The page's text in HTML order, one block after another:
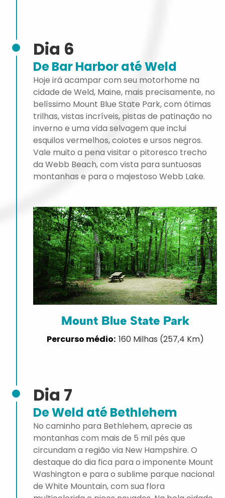
Dia 6
De Bar Harbor até Weld
Hoje irá acampar com seu motorhome na
cidade de Weld, Maine, mais precisamente, no
belíssimo Mount Blue State Park, com ótimas
trilhas, vistas incríveis, pistas de patinação no
inverno e uma vida selvagem que inclui
esquilos vermelhos, coiotes e ursos negros.
Vale muito a pena visitar o pitoresco trecho
da Webb Beach, com vista para suntuosas
montanhas e para o majestoso Webb Lake.
Mount Blue State Park
160 Milhas (257,4 Km)
Dia 7
De Weld até Bethlehem
No caminho para Bethlehem, aprecie as
montanhas com mais de 5 mil pés que
circundam a região via New Hampshire. O
destaque do dia fica para o imponente Mount
Washington e para o sublime parque nacional
de White Mountain, com sua flora